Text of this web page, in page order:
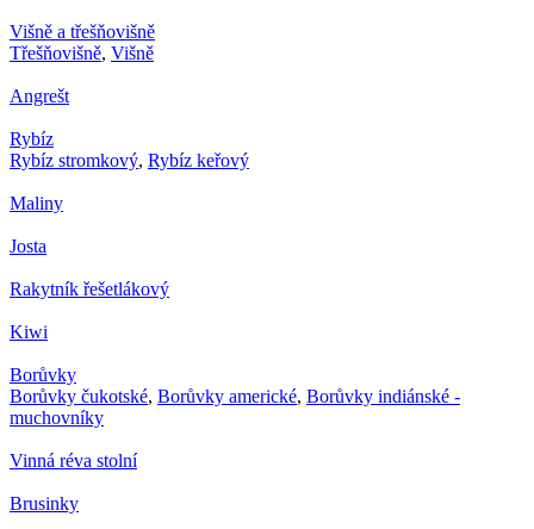
Višně a třešňovišně
Třešňovišně, Višně
Angrešt
Rybíz
Rybíz stromkový, Rybíz keřový
Maliny
Josta
Rakytník řešetlákový
Kiwi
Borůvky
Borůvky čukotské, Borůvky americké, Borůvky indiánské -
muchovníky
Vinná réva stolní
Brusinky